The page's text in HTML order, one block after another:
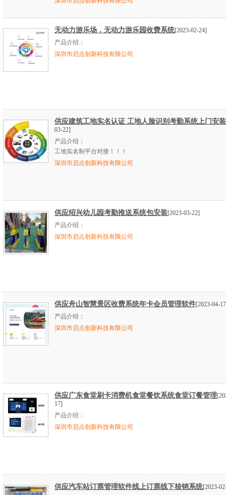
无动力游乐场，无动力游乐园收费系统[2023-02-24]
产品介绍：
深圳市启点创新科技有限公司
供应建筑工地实名认证 工地人脸识别考勤系统上门安装
03-22]
产品介绍：
工地实名制平台对接！！！
深圳市启点创新科技有限公司
供应绍兴幼儿园考勤推送系统包安装[2023-03-22]
产品介绍：
深圳市启点创新科技有限公司
供应舟山智慧景区收费系统年卡会员管理软件[2023-04-
产品介绍：
深圳市启点创新科技有限公司
供应广东食堂刷卡消费机食堂餐饮系统食堂订餐管理
17]
产品介绍：
深圳市启点创新科技有限公司
供应汽车站订票管理软件线上订票线下核销系统[2023-